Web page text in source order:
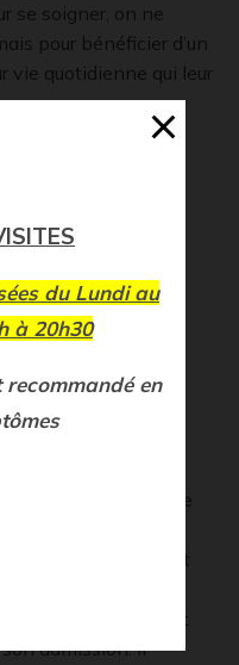
se soigner, on ne
pour bénéficier d’un
vie quotidienne qui leur
permet au résident de
au nouveau résident
les liens dont
admission. Il
du Lundi au
à 20h30
en